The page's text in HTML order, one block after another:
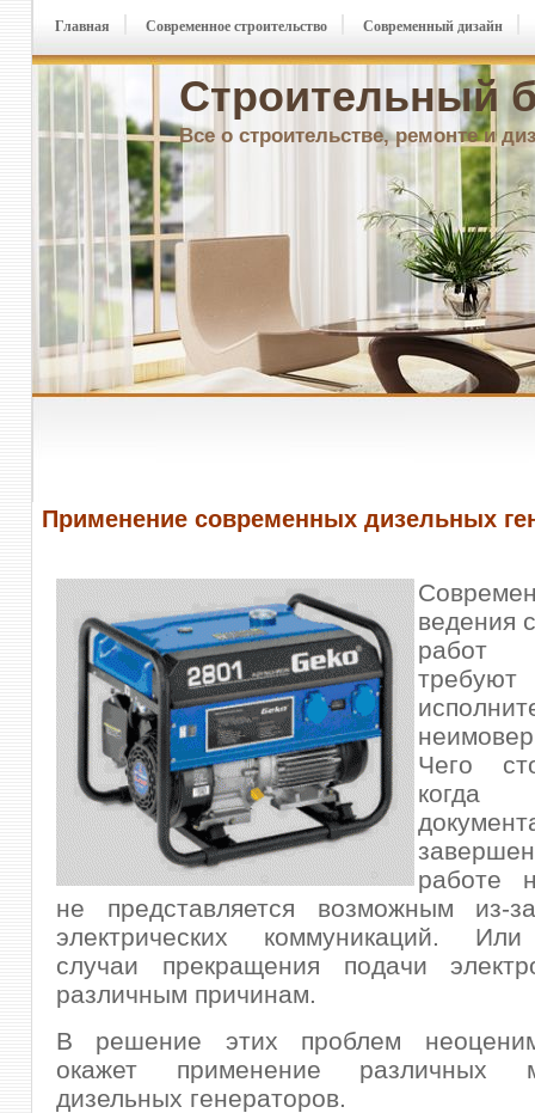
Строительный
Все о строительстве, ремонте и
Главная Современное строительство Современный дизайн
Применение современных дизельных
ведения
работ
Чего
когда
работе
не представляется возможным из-
электрических коммуникаций.
случаи прекращения подачи
различным причинам.
В решение этих проблем
окажет применение различных
дизельных генераторов.